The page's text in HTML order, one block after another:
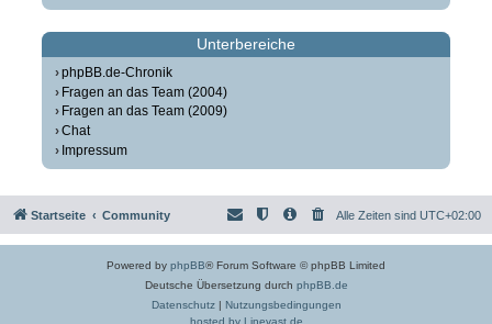
Unterbereiche
phpBB.de-Chronik
Fragen an das Team (2004)
Fragen an das Team (2009)
Chat
Impressum
Startseite Community Alle Zeiten sind UTC+02:00
Powered by phpBB® Forum Software © phpBB Limited
Deutsche Übersetzung durch phpBB.de
Datenschutz| Nutzungsbedingungen
hosted by Linevast.de